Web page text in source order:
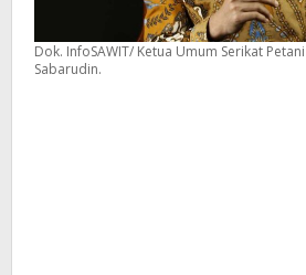
Dok. InfoSAWIT/ Ketua Umum Serikat Petani
Sabarudin.